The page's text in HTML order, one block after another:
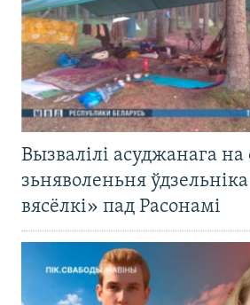
Вызвалілі асуджанага на
зьняволеньня
вясёлкі» пад Расонамі